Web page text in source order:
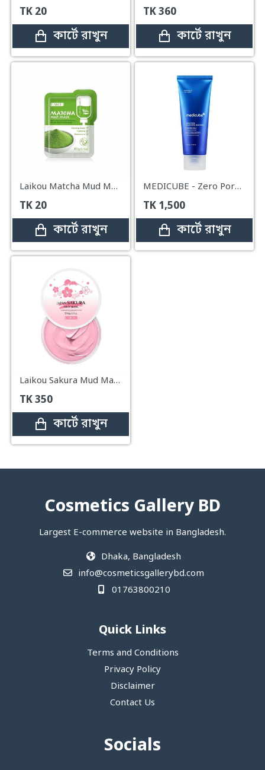
TK 20
কার্টে রাখুন
TK360
কার্টে রাখুন
Laikou Matcha Mud Mask-1 Pcs
TK 20
কার্টে রাখুন
MEDICUBE - Zero Pore Blackhead Mud Mask - 100g
TK 1,500
কার্টে রাখুন
Laikou Sakura Mud Mask Cream – 90g
TK350
কার্টে রাখুন
Cosmetics Gallery BD
Largest E-commerce website in Bangladesh.
Dhaka, Bangladesh
info@cosmeticsgallerybd.com
01763800210
Quick Links
Terms and Conditions
Privacy Policy
Disclaimer
Contact Us
Socials